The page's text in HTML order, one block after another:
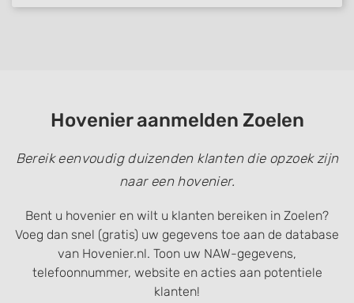
Hovenier aanmelden Zoelen
Bereik eenvoudig duizenden klanten die opzoek zijn
naar een hovenier.
Bent u hovenier en wilt u klanten bereiken in Zoelen?
Voeg dan snel (gratis) uw gegevens toe aan de database
van Hovenier.nl. Toon uw NAW-gegevens,
telefoonnummer, website en acties aan potentiele
klanten!